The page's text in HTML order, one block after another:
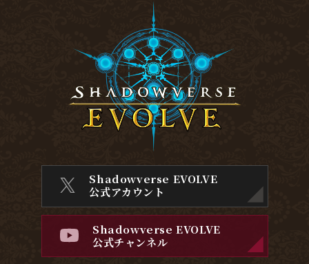
Shadowverse EVOLVE
公式アカウント
Shadowverse EVOLVE
公式チャンネル